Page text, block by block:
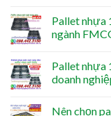
Pallet nhựa
ngành
Pallet nhựa
doanh
Nên chọn